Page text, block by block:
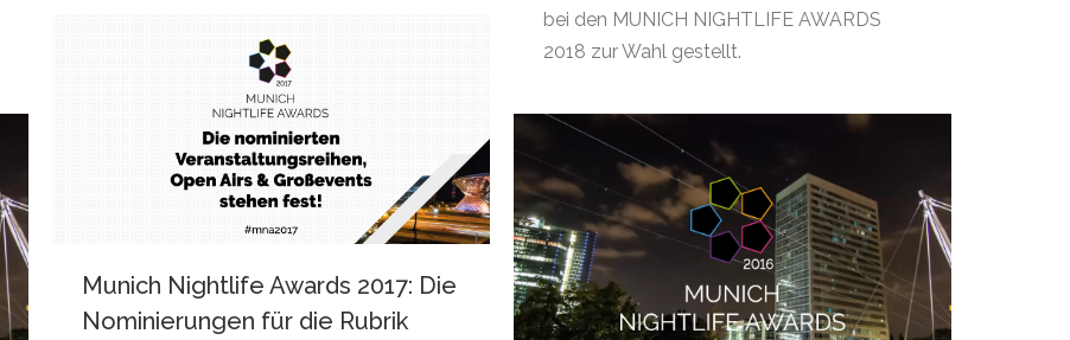
bei den MUNICH NIGHTLIFE AWARDS
2018 zur Wahl gestellt.
Munich Nightlife Awards 2017: Die
Nominierungen für die Rubrik